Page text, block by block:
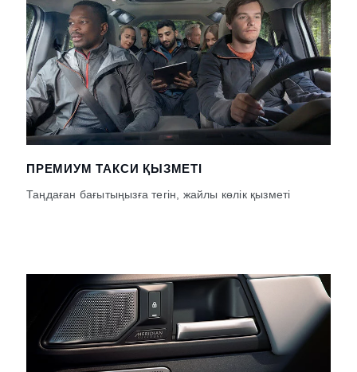
ПРЕМИУМ ТАКСИ ҚЫЗМЕТІ
Таңдаған бағытыңызға тегін, жайлы көлік қызметі